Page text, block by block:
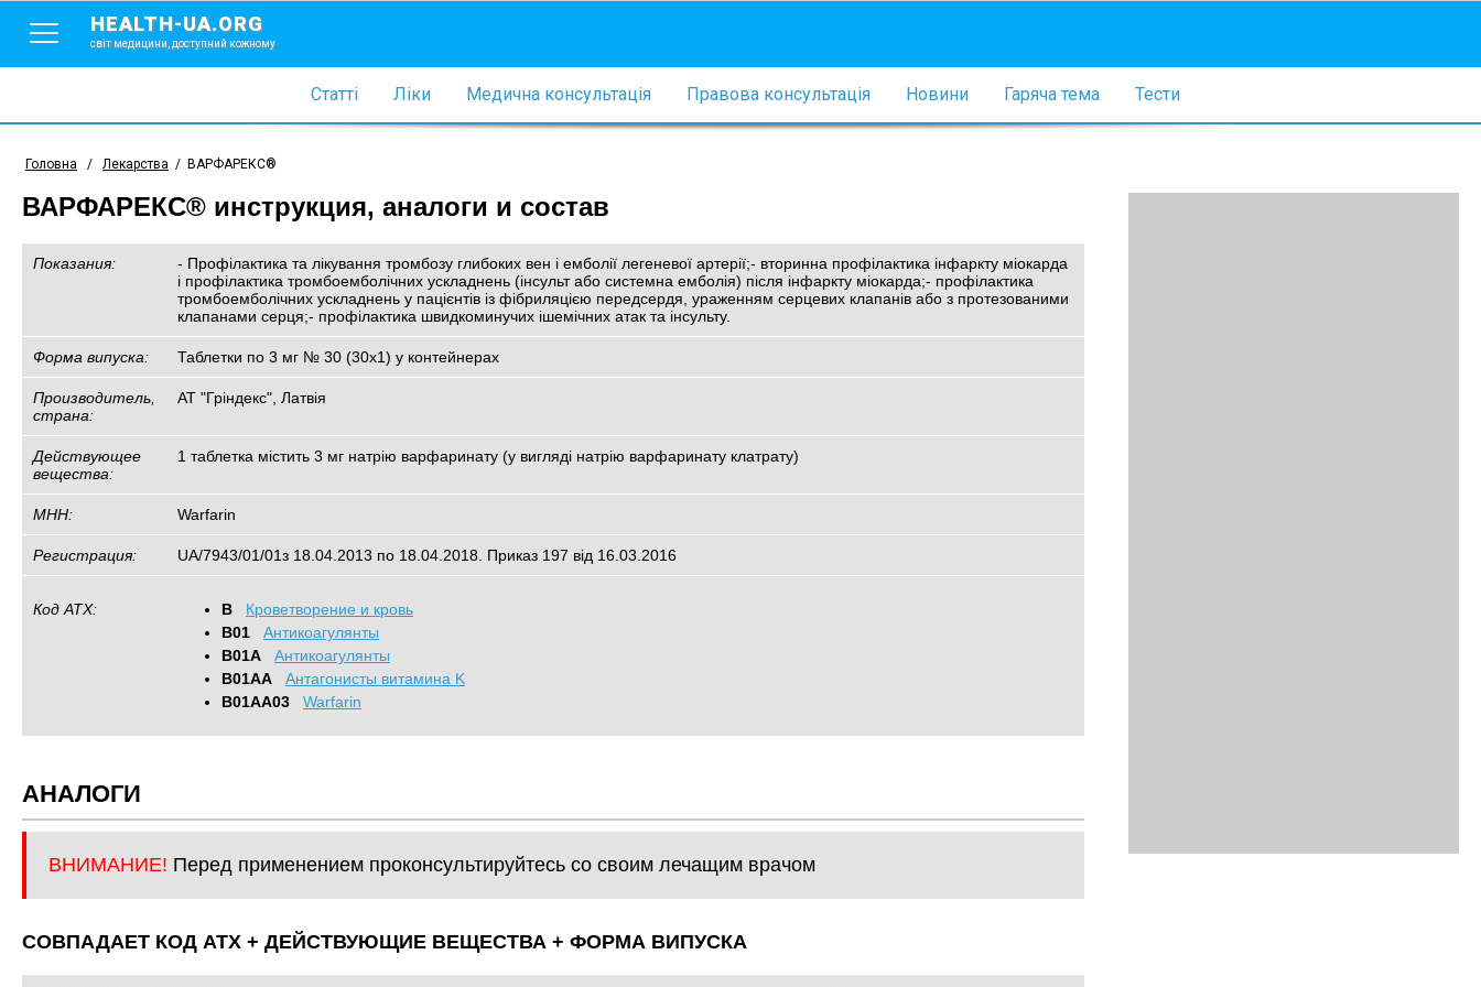
HEALTH-UA.ORG
світ медицини, доступний кожному
Статті Ліки Медична консультація Правова консультація Новини Гаряча тема Тести
Головна / Лекарства / ВАРФАРЕКС®
ВАРФАРЕКС® инструкция, аналоги и состав
Показания:
- Профілактика та лікування тромбозу глибоких вен і емболії легеневої артерії;- вторинна профілактика інфаркту міокарда
і профілактика тромбоемболічних ускладнень (інсульт або системна емболія) після інфаркту міокарда;- профілактика
тромбоемболічних ускладнень у пацієнтів із фібриляцією передсердя, ураженням серцевих клапанів або з протезованими
клапанами серця;- профілактика швидкоминучих ішемічних атак та інсульту.
Форма випуска: Таблетки по 3 мг № 30 (30х1) у контейнерах
Производитель,
страна:
АТ "Гріндекс", Латвія
Действующее
вещества:
1 таблетка містить 3 мг натрію варфаринату (у вигляді натрію варфаринату клатрату)
МНН: Warfarin
Регистрация: UA/7943/01/01з 18.04.2013 по 18.04.2018. Приказ 197 від 16.03.2016
Код АТХ: B
Кроветворение и кровь
B01
Антикоагулянты
B01A
Антикоагулянты
B01AA
Антагонисты витамина K
B01AA03
Warfarin
АНАЛОГИ
ВНИМАНИЕ! Перед применением проконсультируйтесь со своим лечащим врачом
СОВПАДАЕТ КОД ATХ + ДЕЙСТВУЮЩИЕ ВЕЩЕСТВА + ФОРМА ВИПУСКА